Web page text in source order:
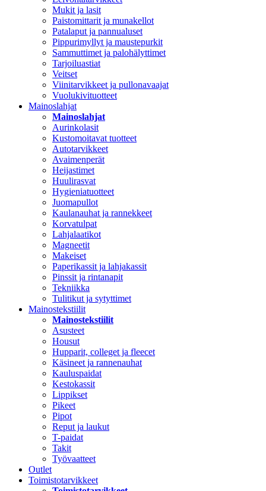
Mukit ja lasit
Paistomittarit ja munakellot
Patalaput ja pannualuset
Pippurimyllyt ja maustepurkit
Sammuttimet ja palohälyttimet
Tarjoiluastiat
Veitset
Viinitarvikkeet ja pullonavaajat
Vuolukivituotteet
Mainoslahjat
Mainoslahjat
Aurinkolasit
Kustomoitavat tuotteet
Autotarvikkeet
Avaimenperät
Heijastimet
Huulirasvat
Hygieniatuotteet
Juomapullot
Kaulanauhat ja rannekkeet
Korvatulpat
Lahjalaatikot
Magneetit
Makeiset
Paperikassit ja lahjakassit
Pinssit ja rintanapit
Tekniikka
Tulitikut ja sytyttimet
Mainostekstiilit
Mainostekstiilit
Asusteet
Housut
Hupparit, colleget ja fleecet
Käsineet ja rannenauhat
Kauluspaidat
Kestokassit
Lippikset
Pikeet
Pipot
Reput ja laukut
T-paidat
Takit
Työvaatteet
Outlet
Toimistotarvikkeet